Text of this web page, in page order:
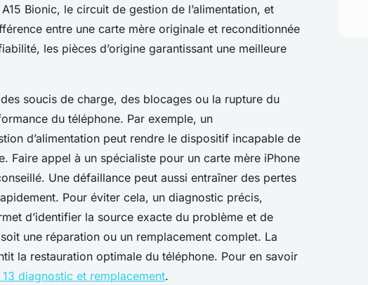
Bionic, le circuit de gestion de l’alimentation, et
entre une carte mère originale et reconditionnée
les pièces d’origine garantissant une meilleure
soucis de charge, des blocages ou la rupture du
du téléphone. Par exemple, un
d’alimentation peut rendre le dispositif incapable de
Faire appel à un spécialiste pour un carte mère iPhone
Une défaillance peut aussi entraîner des pertes
Pour éviter cela, un diagnostic précis,
d’identifier la source exacte du problème et de
une réparation ou un remplacement complet. La
la restauration optimale du téléphone. Pour en savoir
diagnostic et remplacement.